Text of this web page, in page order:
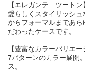
【エレガンテ ツートン】
愛らしくスタイリッシ
からフォーマルまであら
だわったケースです。
【豊富なカラーバリエー
7パターンのカラー展開
ス。